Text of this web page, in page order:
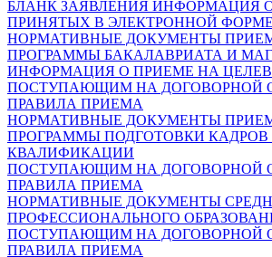
БЛАНК ЗАЯВЛЕНИЯ ИНФОРМАЦИЯ
ПРИНЯТЫХ В ЭЛЕКТРОННОЙ
НОРМАТИВНЫЕ ДОКУМЕНТЫ
ПРОГРАММЫ БАКАЛАВРИАТА И
ИНФОРМАЦИЯ О ПРИЕМЕ НА
ПОСТУПАЮЩИМ НА ДОГОВОРНОЙ
ПРАВИЛА ПРИЕМА
НОРМАТИВНЫЕ ДОКУМЕНТЫ
ПРОГРАММЫ ПОДГОТОВКИ
КВАЛИФИКАЦИИ
ПОСТУПАЮЩИМ НА ДОГОВОРНОЙ
ПРАВИЛА ПРИЕМА
НОРМАТИВНЫЕ ДОКУМЕНТЫ
ПРОФЕССИОНАЛЬНОГО
ПОСТУПАЮЩИМ НА ДОГОВОРНОЙ
ПРАВИЛА ПРИЕМА